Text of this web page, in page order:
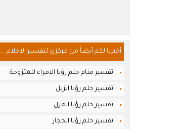
أخترنا لكم أيضاً من مركزي لتفسير الاحلام ...
تفسير منام حلم رؤيا الامراء للمتزوجة
تفسير حلم رؤيا الزبل
تفسير حلم رؤيا العزل
تفسير حلم رؤيا الحجَار